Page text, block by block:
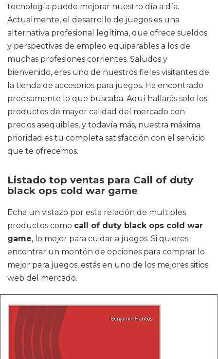
tecnología puede mejorar nuestro día a día.
Actualmente, el desarrollo de juegos es una
alternativa profesional legítima, que ofrece sueldos
y perspectivas de empleo equiparables a los de
muchas profesiones corrientes. Saludos y
bienvenido, eres uno de nuestros fieles visitantes de
la tienda de accesorios para juegos. Ha encontrado
precisamente lo que buscaba. Aquí hallarás solo los
productos de mayor calidad del mercado con
precios asequibles, y todavía más, nuestra máxima
prioridad es tu completa satisfacción con el servicio
que te ofrecemos.
Listado top ventas para Call of duty
black ops cold war game
Echa un vistazo por esta relación de multiples
productos como call of duty black ops cold war
game, lo mejor para cuidar a juegos. Si quieres
encontrar un montón de opciones para comprar lo
mejor para juegos, estás en uno de los mejores sitios
web del mercado.